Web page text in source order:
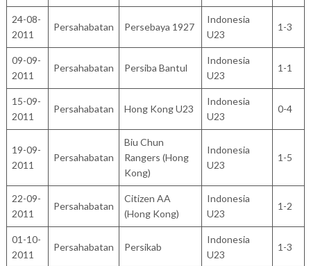
24-08-
2011
Persahabatan Persebaya 1927
Indonesia
U23
1-3
09-09-
2011
Persahabatan Persiba Bantul
Indonesia
U23
1-1
15-09-
2011
Persahabatan Hong Kong U23
Indonesia
U23
0-4
19-09-
2011
Persahabatan
Biu Chun
Rangers (Hong
Kong)
Indonesia
U23
1-5
22-09-
2011
Persahabatan
Citizen AA
(Hong Kong)
Indonesia
U23
1-2
01-10-
2011
Persahabatan Persikab
Indonesia
U23
1-3